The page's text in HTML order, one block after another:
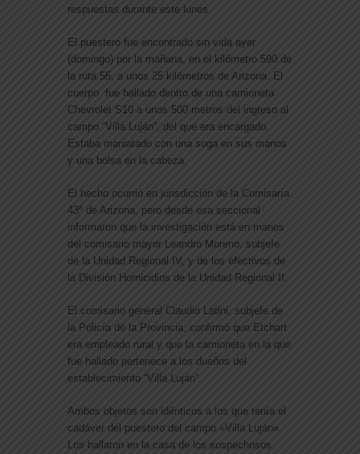
respuestas durante este lunes.
El puestero fue encontrado sin vida ayer
(domingo) por la mañana, en el kilómetro 590 de
la ruta 55, a unos 25 kilómetros de Arizona. El
cuerpo fue hallado dentro de una camioneta
Chevrolet S10 a unos 500 metros del ingreso al
campo “Villa Luján”, del que era encargado.
Estaba maniatado con una soga en sus manos
y una bolsa en la cabeza.
El hecho ocurrió en jurisdicción de la Comisaría
43ª de Arizona, pero desde esa seccional
informaron que la investigación está en manos
del comisario mayor Leandro Moreno, subjefe
de la Unidad Regional IV, y de los efectivos de
la División Homicidios de la Unidad Regional II.
El comisario general Claudio Latini, subjefe de
la Policía de la Provincia, confirmó que Etchart
era empleado rural y que la camioneta en la que
fue hallado pertenece a los dueños del
establecimiento “Villa Luján”.
Ambos objetos son idénticos a los que tenía el
cadáver del puestero del campo «Villa Luján».
Los hallaron en la casa de los sospechosos.